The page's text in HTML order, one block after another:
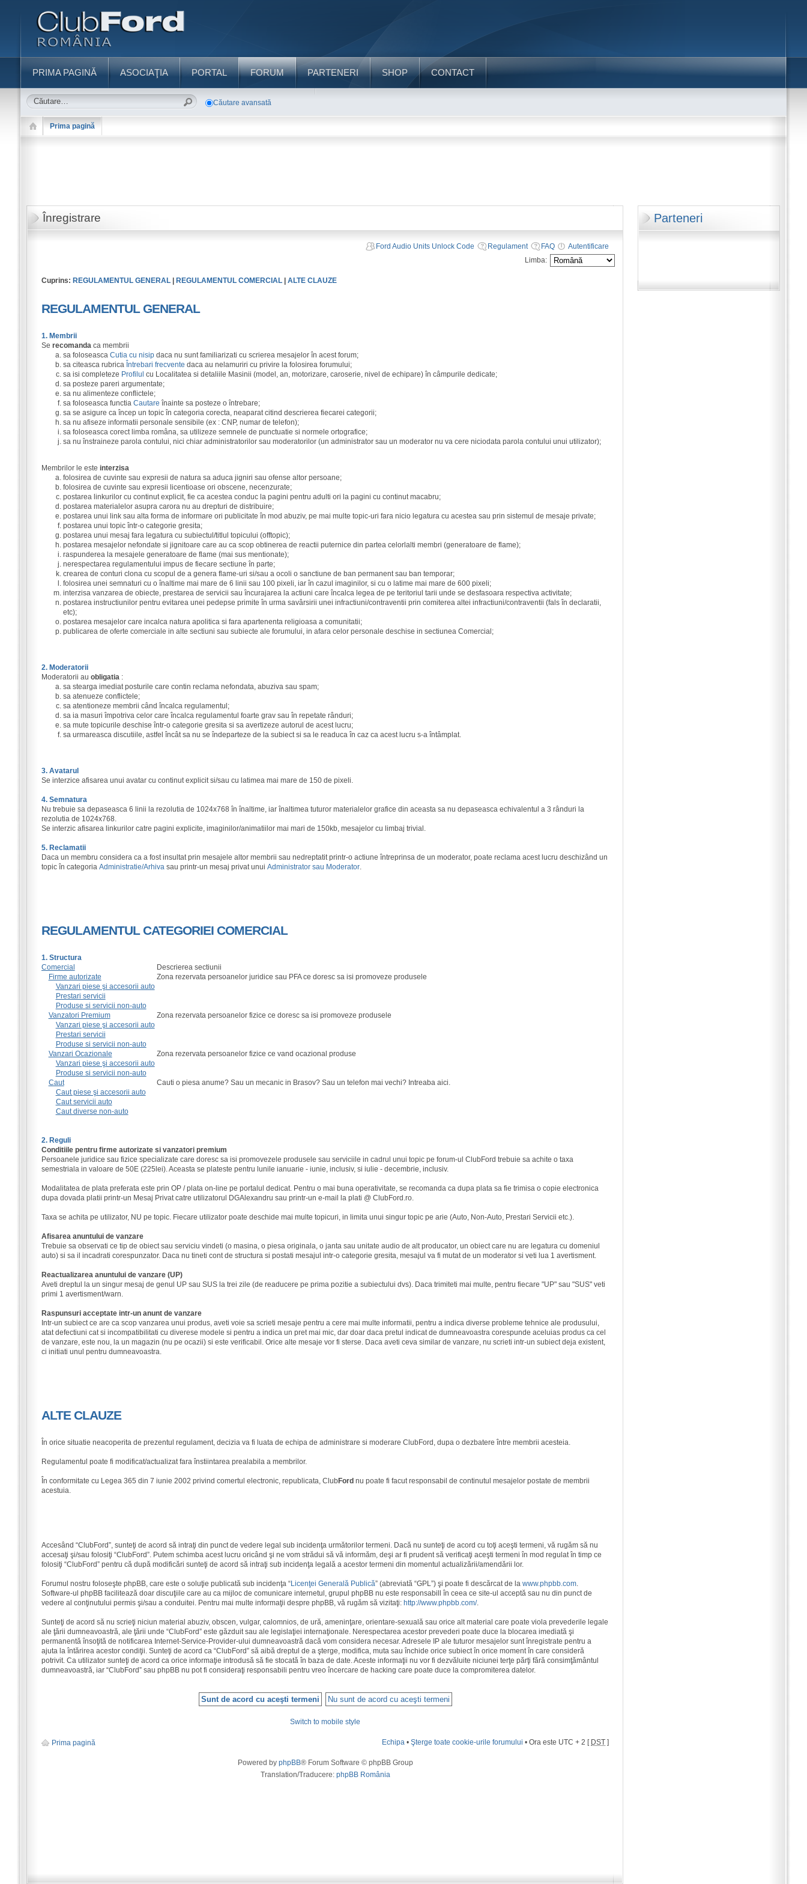
PRIMA PAGINĂ ASOCIAŢIA PORTAL FORUM PARTENERI SHOP CONTACT
Căutare avansată
Prima pagină
Parteneri
Înregistrare
Ford Audio Units Unlock Code Regulament FAQ
Autentificare
Limba:
Cuprins: REGULAMENTUL GENERAL| REGULAMENTUL COMERCIAL| ALTE CLAUZE
REGULAMENTUL GENERAL
1. Membrii
Se recomandaca membrii
sa foloseasca Cutia cu nisipdaca nu sunt familiarizati cu scrierea mesajelor în acest forum;
sa citeasca rubrica Întrebari frecvente daca au nelamuriri cu privire la folosirea forumului;
sa isi completeze Profilul cu Localitatea si detaliile Masinii (model, an, motorizare, caroserie, nivel de echipare) în câmpurile dedicate;
sa posteze pareri argumentate;
sa nu alimenteze conflictele;
sa foloseasca functia Cautare înainte sa posteze o întrebare;
sa se asigure ca încep un topic în categoria corecta, neaparat citind descrierea fiecarei categorii;
sa nu afiseze informatii personale sensibile (ex : CNP, numar de telefon);
sa foloseasca corect limba româna, sa utilizeze semnele de punctuatie si normele ortografice;
sa nu înstraineze parola contului, nici chiar administratorilor sau moderatorilor (un administrator sau un moderator nu va cere niciodata parola contului unui utilizator);
Membrilor le este interzisa
folosirea de cuvinte sau expresii de natura sa aduca jigniri sau ofense altor persoane;
folosirea de cuvinte sau expresii licentioase ori obscene, necenzurate;
postarea linkurilor cu continut explicit, fie ca acestea conduc la pagini pentru adulti ori la pagini cu continut macabru;
postarea materialelor asupra carora nu au drepturi de distribuire;
postarea unui link sau alta forma de informare ori publicitate în mod abuziv, pe mai multe topic-uri fara nicio legatura cu acestea sau prin sistemul de mesaje private;
postarea unui topic într-o categorie gresita;
postarea unui mesaj fara legatura cu subiectul/titlul topicului (offtopic);
postarea mesajelor nefondate si jignitoare care au ca scop obtinerea de reactii puternice din partea celorlalti membri (generatoare de flame);
raspunderea la mesajele generatoare de flame (mai sus mentionate);
nerespectarea regulamentului impus de fiecare sectiune în parte;
crearea de conturi clona cu scopul de a genera flame-uri si/sau a ocoli o sanctiune de ban permanent sau ban temporar;
folosirea unei semnaturi cu o înaltime mai mare de 6 linii sau 100 pixeli, iar în cazul imaginilor, si cu o latime mai mare de 600 pixeli;
interzisa vanzarea de obiecte, prestarea de servicii sau încurajarea la actiuni care încalca legea de pe teritoriul tarii unde se desfasoara respectiva activitate;
postarea instructiunilor pentru evitarea unei pedepse primite în urma savârsirii unei infractiuni/contraventii prin comiterea altei infractiuni/contraventii (fals în declaratii,
etc);
postarea mesajelor care incalca natura apolitica si fara apartenenta religioasa a comunitatii;
publicarea de oferte comerciale in alte sectiuni sau subiecte ale forumului, in afara celor personale deschise in sectiunea Comercial;
2. Moderatorii
Moderatorii au obligatia:
sa stearga imediat posturile care contin reclama nefondata, abuziva sau spam;
sa atenueze conflictele;
sa atentioneze membrii când încalca regulamentul;
sa ia masuri împotriva celor care încalca regulamentul foarte grav sau în repetate rânduri;
sa mute topicurile deschise într-o categorie gresita si sa avertizeze autorul de acest lucru;
sa urmareasca discutiile, astfel încât sa nu se îndeparteze de la subiect si sa le readuca în caz ca acest lucru s-a întâmplat.
3. Avatarul
Se interzice afisarea unui avatar cu continut explicit si/sau cu latimea mai mare de 150 de pixeli.
4. Semnatura
Nu trebuie sa depaseasca 6 linii la rezolutia de 1024x768 în înaltime, iar înaltimea tuturor materialelor grafice din aceasta sa nu depaseasca echivalentul a 3 rânduri la
rezolutia de 1024x768.
Se interzic afisarea linkurilor catre pagini explicite, imaginilor/animatiilor mai mari de 150kb, mesajelor cu limbaj trivial.
5. Reclamatii
Daca un membru considera ca a fost insultat prin mesajele altor membrii sau nedreptatit printr-o actiune întreprinsa de un moderator, poate reclama acest lucru deschizând un
topic în categoria Administratie/Arhivasau printr-un mesaj privat unui Administrator sau Moderator.
REGULAMENTUL CATEGORIEI COMERCIAL
1. Structura
Comercial
Descrierea sectiunii
Firme autorizate
Zona rezervata persoanelor juridice sau PFA ce doresc sa isi promoveze produsele
Vanzari piese şi accesorii auto
Prestari servicii
Produse si servicii non-auto
Vanzatori Premium
Zona rezervata persoanelor fizice ce doresc sa isi promoveze produsele
Vanzari piese şi accesorii auto
Prestari servicii
Produse si servicii non-auto
Vanzari Ocazionale
Zona rezervata persoanelor fizice ce vand ocazional produse
Vanzari piese şi accesorii auto
Produse si servicii non-auto
Caut
Cauti o piesa anume? Sau un mecanic in Brasov? Sau un telefon mai vechi? Intreaba aici.
Caut piese şi accesorii auto
Caut servicii auto
Caut diverse non-auto
2. Reguli
Conditiile pentru firme autorizate si vanzatori premium
Persoanele juridice sau fizice specializate care doresc sa isi promovezele produsele sau serviciile in cadrul unui topic pe forum-ul ClubFord trebuie sa achite o taxa
semestriala in valoare de 50E (225lei). Aceasta se plateste pentru lunile ianuarie - iunie, inclusiv, si iulie - decembrie, inclusiv.
Modalitatea de plata preferata este prin OP / plata on-line pe portalul dedicat. Pentru o mai buna operativitate, se recomanda ca dupa plata sa fie trimisa o copie electronica
dupa dovada platii printr-un Mesaj Privat catre utilizatorul DGAlexandru sau printr-un e-mail la plati @ ClubFord.ro.
Taxa se achita pe utilizator, NU pe topic. Fiecare utilizator poate deschide mai multe topicuri, in limita unui singur topic pe arie (Auto, Non-Auto, Prestari Servicii etc.).
Afisarea anuntului de vanzare
Trebuie sa observati ce tip de obiect sau serviciu vindeti (o masina, o piesa originala, o janta sau unitate audio de alt producator, un obiect care nu are legatura cu domeniul
auto) si sa il incadrati corespunzator. Daca nu tineti cont de structura si postati mesajul intr-o categorie gresita, mesajul va fi mutat de un moderator si veti lua 1 avertisment.
Reactualizarea anuntului de vanzare (UP)
Aveti dreptul la un singur mesaj de genul UP sau SUS la trei zile (de readucere pe prima pozitie a subiectului dvs). Daca trimiteti mai multe, pentru fiecare "UP" sau "SUS" veti
primi 1 avertisment/warn.
Raspunsuri acceptate intr-un anunt de vanzare
Intr-un subiect ce are ca scop vanzarea unui produs, aveti voie sa scrieti mesaje pentru a cere mai multe informatii, pentru a indica diverse probleme tehnice ale produsului,
atat defectiuni cat si incompatibilitati cu diverese modele si pentru a indica un pret mai mic, dar doar daca pretul indicat de dumneavoastra corespunde aceluias produs ca cel
de vanzare, este nou, la un magazin (nu pe ocazii) si este verificabil. Orice alte mesaje vor fi sterse. Daca aveti ceva similar de vanzare, nu scrieti intr-un subiect deja existent,
ci initiati unul pentru dumneavoastra.
ALTE CLAUZE
În orice situatie neacoperita de prezentul regulament, decizia va fi luata de echipa de administrare si moderare ClubFord, dupa o dezbatere între membrii acesteia.
Regulamentul poate fi modificat/actualizat fara înstiintarea prealabila a membrilor.
În conformitate cu Legea 365 din 7 iunie 2002 privind comertul electronic, republicata, ClubFord nu poate fi facut responsabil de continutul mesajelor postate de membrii
acestuia.
Accesând “ClubFord”, sunteţi de acord să intraţi din punct de vedere legal sub incidenţa următorilor termeni. Dacă nu sunteţi de acord cu toţi aceşti termeni, vă rugăm să nu
accesaţi şi/sau folosiţi “ClubFord”. Putem schimba acest lucru oricând şi ne vom strădui să vă informăm, deşi ar fi prudent să verificaţi aceşti termeni în mod regulat în timp ce
folosiţi “ClubFord” pentru că după modificări sunteţi de acord să intraţi sub incidenţa legală a acestor termeni din momentul actualizării/amendării lor.
Forumul nostru foloseşte phpBB, care este o soluţie publicată sub incidenţa “Licenţei Generală Publică” (abreviată “GPL”) şi poate fi descărcat de la www.phpbb.com.
Software-ul phpBB facilitează doar discuţiile care au ca mijloc de comunicare internetul, grupul phpBB nu este responsabill în ceea ce site-ul acceptă sau nu din punct de
vedere al conţinutului permis şi/sau a conduitei. Pentru mai multe informaţii despre phpBB, vă rugăm să vizitaţi: http://www.phpbb.com/.
Sunteţi de acord să nu scrieţi niciun material abuziv, obscen, vulgar, calomnios, de ură, ameninţare, orientare-sexuală sau orice alt material care poate viola prevederile legale
ale ţării dumneavoastră, ale ţării unde “ClubFord” este găzduit sau ale legislaţiei internaţionale. Nerespectarea acestor prevederi poate duce la blocarea imediată şi
permanentă însoţită de notificarea Internet-Service-Provider-ului dumneavoastră dacă vom considera necesar. Adresele IP ale tuturor mesajelor sunt înregistrate pentru a
ajuta la întărirea acestor condiţii. Sunteţi de acord ca “ClubFord” să aibă dreptul de a şterge, modifica, muta sau închide orice subiect în orice moment în care consideră
potrivit. Ca utilizator sunteţi de acord ca orice informaţie introdusă să fie stocată în baza de date. Aceste informaţii nu vor fi dezvăluite niciunei terţe părţi fără consimţământul
dumneavoastră, iar “ClubFord” sau phpBB nu pot fi consideraţi responsabili pentru vreo încercare de hacking care poate duce la compromiterea datelor.
Switch to mobile style
Prima pagină Echipa •Şterge toate cookie-urile forumului • Ora este UTC + 2 [ DST ]
Powered by phpBB® Forum Software © phpBB Group
Translation/Traducere: phpBB România